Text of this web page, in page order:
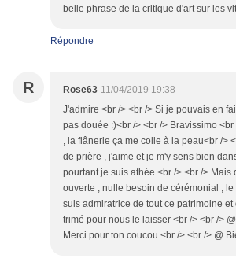
belle phrase de la critique d'art sur les
Répondre
R Rose63 11/04/2019 19:38
J'admire <br /> <br /> Si je pouvais en
pas douée :)<br /> <br /> Bravissimo <br
, la flânerie ça me colle à la peau<br />
de prière , j'aime et je m'y sens bien
pourtant je suis athée <br /> <br /> Mais
ouverte , nulle besoin de cérémonial , le
suis admiratrice de tout ce patrimoine
trimé pour nous le laisser <br /> <br />
Merci pour ton coucou <br /> <br /> @